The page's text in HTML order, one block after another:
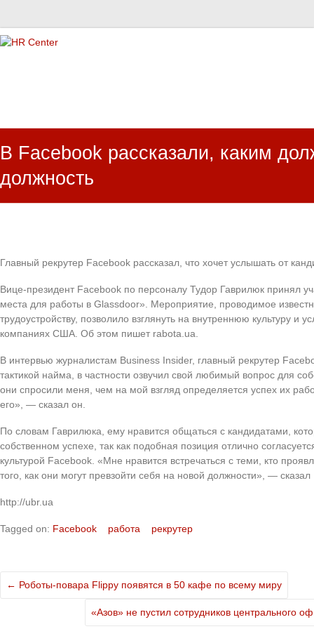
В Facebook рассказали, каким
должность
Главный рекрутер Facebook рассказал, что хочет услышать от
Вице-президент Facebook по персоналу Тудор Гаврилюк принял
места для работы в Glassdoor». Мероприятие, проводимое
трудоустройству, позволило взглянуть на внутреннюю культуру и
компаниях США. Об этом пишет rabota.ua.
В интервью журналистам Business Insider, главный рекрутер
тактикой найма, в частности озвучил свой любимый вопрос для
они спросили меня, чем на мой взгляд определяется успех их
его», — сказал он.
По словам Гаврилюка, ему нравится общаться с кандидатами,
собственном успехе, так как подобная позиция отлично
культурой Facebook. «Мне нравится встречаться с теми, кто
того, как они могут превзойти себя на новой должности», —
http://ubr.ua
Tagged on: Facebook работа рекрутер
← Роботы-повара Flippy появятся в 50 кафе по всему миру
«Азов» не пустил сотрудников центрального